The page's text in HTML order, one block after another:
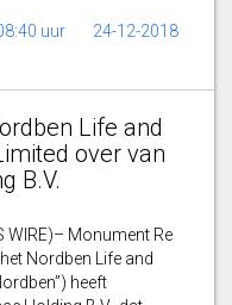
uur 24-12-2018
Life and
over van
B.V.
WIRE)– Monument Re
Nordben Life and
heeft